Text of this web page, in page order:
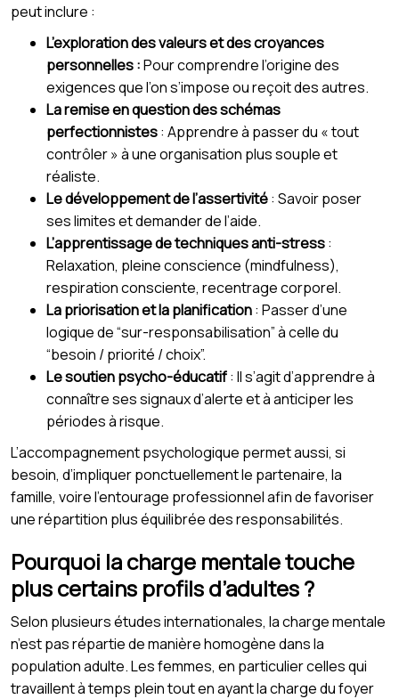
peut inclure :
L’exploration des valeurs et des croyances
personnelles :Pour comprendre l’origine des
exigences que l’on s’impose ou reçoit des autres.
La remise en question des schémas
perfectionnistes: Apprendre à passer du « tout
contrôler » à une organisation plus souple et
réaliste.
Le développement de l’assertivité: Savoir poser
ses limites et demander de l’aide.
L’apprentissage de techniques anti-stress:
Relaxation, pleine conscience (mindfulness),
respiration consciente, recentrage corporel.
La priorisation et la planification: Passer d’une
logique de “sur-responsabilisation” à celle du
“besoin / priorité / choix”.
Le soutien psycho-éducatif: Il s’agit d’apprendre à
connaître ses signaux d’alerte et à anticiper les
périodes à risque.
L’accompagnement psychologique permet aussi, si
besoin, d’impliquer ponctuellement le partenaire, la
famille, voire l’entourage professionnel afin de favoriser
une répartition plus équilibrée des responsabilités.
Pourquoi la charge mentale touche
plus certains profils d’adultes ?
Selon plusieurs études internationales, la charge mentale
n’est pas répartie de manière homogène dans la
population adulte. Les femmes, en particulier celles qui
travaillent à temps plein tout en ayant la charge du foyer